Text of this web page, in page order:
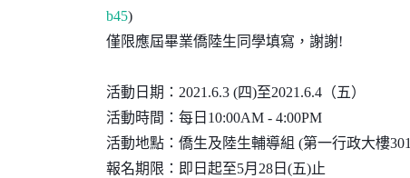
b45)
僅限應屆畢業僑陸生同學填寫，謝謝!
活動日期： 2021.6.3 (四)至2021.6.4 （五）
活動時間：每日 10:00AM - 4:00PM
活動地點：僑生及陸生輔導組 (第一行政大樓301
報名期限：即日起至5月 28 日 (五)止